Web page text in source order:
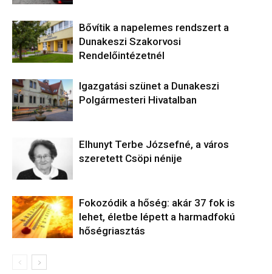
Bővítik a napelemes rendszert a
Dunakeszi Szakorvosi
Rendelőintézetnél
Igazgatási szünet a Dunakeszi
Polgármesteri Hivatalban
Elhunyt Terbe Józsefné, a város
szeretett Csöpi nénije
Fokozódik a hőség: akár 37 fok is
lehet, életbe lépett a harmadfokú
hőségriasztás